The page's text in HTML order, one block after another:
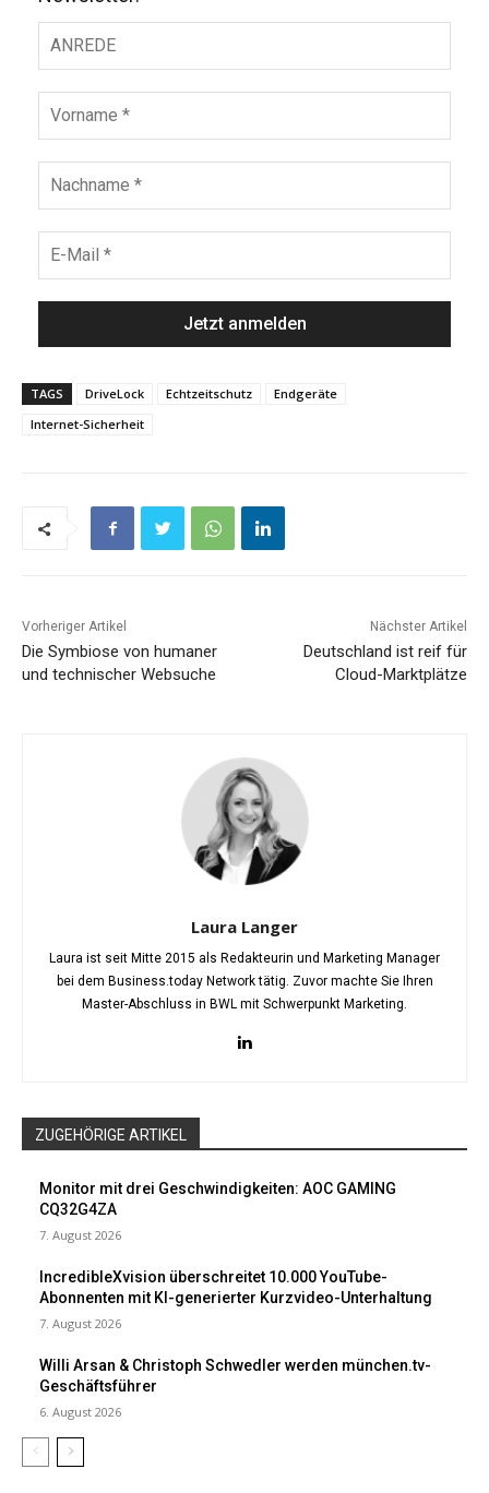
TAGS DriveLock Echtzeitschutz
Endgeräte
Internet-Sicherheit
Vorheriger Artikel
Die Symbiose von humaner
und technischer Websuche
Nächster Artikel
Deutschland ist reif für
Cloud-Marktplätze
Laura Langer
Laura ist seit Mitte 2015 als Redakteurin und Marketing Manager
bei dem Business.today Network tätig. Zuvor machte Sie Ihren
Master-Abschluss in BWL mit Schwerpunkt Marketing.
ZUGEHÖRIGE ARTIKEL
Monitor mit drei Geschwindigkeiten: AOC GAMING
CQ32G4ZA
7. August 2026
IncredibleXvision überschreitet 10.000 YouTube-
Abonnenten mit KI-generierter Kurzvideo-Unterhaltung
7. August 2026
Willi Arsan & Christoph Schwedler werden münchen.tv-
Geschäftsführer
6. August 2026